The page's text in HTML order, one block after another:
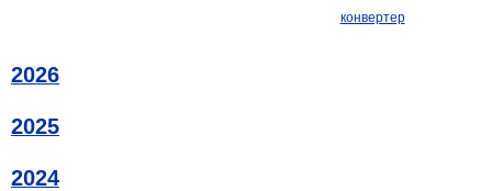
конвертер
2026
2025
2024